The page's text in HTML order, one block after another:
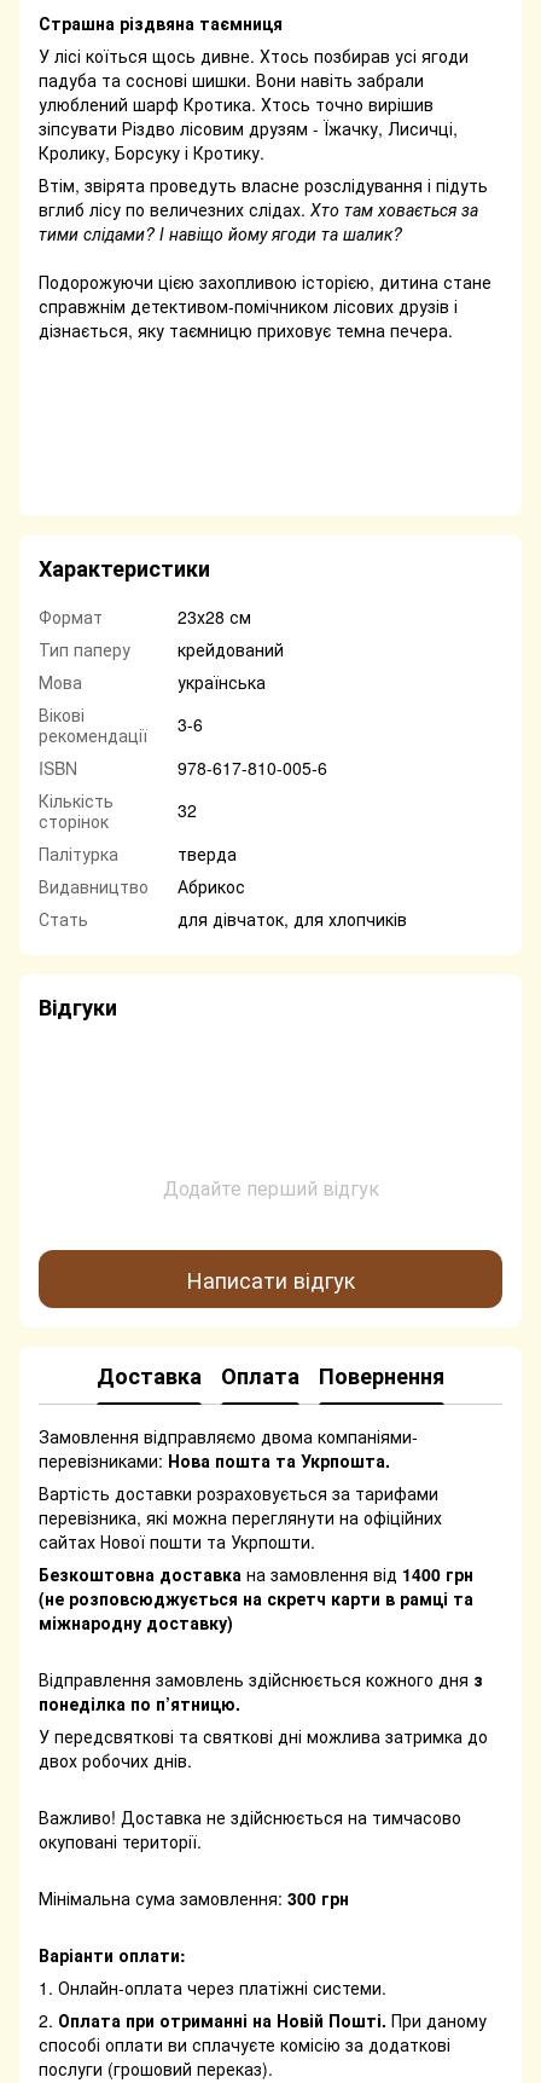
Страшна різдвяна таємниця
У лісі коїться щось дивне. Хтось позбирав усі ягоди
падуба та соснові шишки. Вони навіть забрали
улюблений шарф Кротика. Хтось точно вирішив
зіпсувати Різдво лісовим друзям - Їжачку, Лисичці,
Кролику, Борсуку і Кротику.
Втім, звірята проведуть власне розслідування і підуть
вглиб лісу по величезних слідах. Хто там ховається за
тими слідами? І навіщо йому ягоди та шалик?
Подорожуючи цією захопливою історією, дитина стане
справжнім детективом-помічником лісових друзів і
дізнається, яку таємницю приховує темна печера.
Характеристики
Формат
23х28 см
Тип паперу
крейдований
Мова
українська
Вікові
рекомендації
3-6
ISBN
978-617-810-005-6
Кількість
сторінок
32
Палітурка
тверда
Видавництво
Абрикос
Стать
для дівчаток, для хлопчиків
Відгуки
Додайте перший відгук
Написати відгук
Доставка Оплата Повернення
Замовлення відправляємо двома компаніями-
перевізниками: Нова пошта та Укрпошта.
Вартість доставки розраховується за тарифами
перевізника, які можна переглянути на офіційних
сайтах Нової пошти та Укрпошти.
Безкоштовна доставка на замовлення від 1400 грн
(не розповсюджується на скретч карти в рамці та
міжнародну доставку)
Відправлення замовлень здійснюється кожного дня з
понеділка по п’ятницю.
У передсвяткові та святкові дні можлива затримка до
двох робочих днів.
Важливо! Доставка не здійснюється на тимчасово
окуповані території.
Мінімальна сума замовлення: 300 грн
Варіанти оплати:
1. Онлайн-оплата через платіжні системи.
2. Оплата при отриманні на Новій Пошті. При даному
способі оплати ви сплачуєте комісію за додаткові
послуги (грошовий переказ).